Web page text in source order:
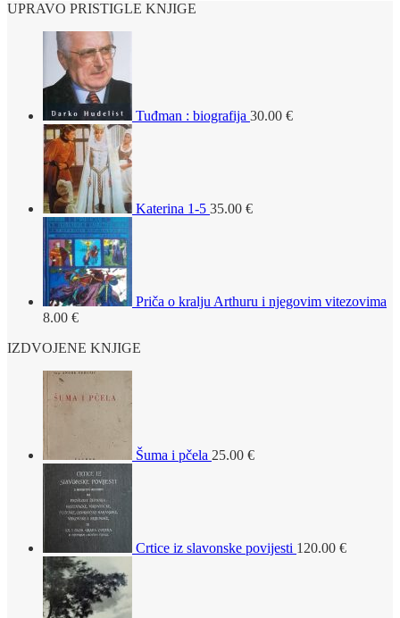
UPRAVO PRISTIGLE KNJIGE
Tuđman : biografija 30.00 €
Katerina 1-5 35.00 €
Priča o kralju Arthuru i njegovim vitezovima
8.00 €
IZDVOJENE KNJIGE
Šuma i pčela 25.00 €
Crtice iz slavonske povijesti 120.00 €